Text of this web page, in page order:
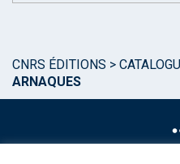
CNRS ÉDITIONS >
ARNAQUES